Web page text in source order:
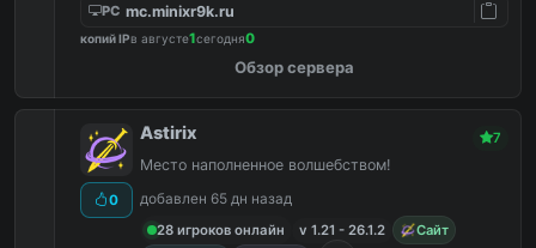
PC mc.minixr9k.ru
копий IPв августе1сегодня0
Обзор сервера
0
Astirix 7
Место наполненное волшебством!
добавлен 65 дн назад
28 игроков онлайн
v 1.21 - 26.1.2
Сайт